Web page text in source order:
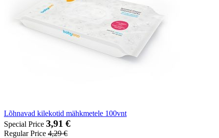
Lõhnavad kilekotid mähkmetele 100vnt
Special Price 3,91 €
Regular Price 4,29 €